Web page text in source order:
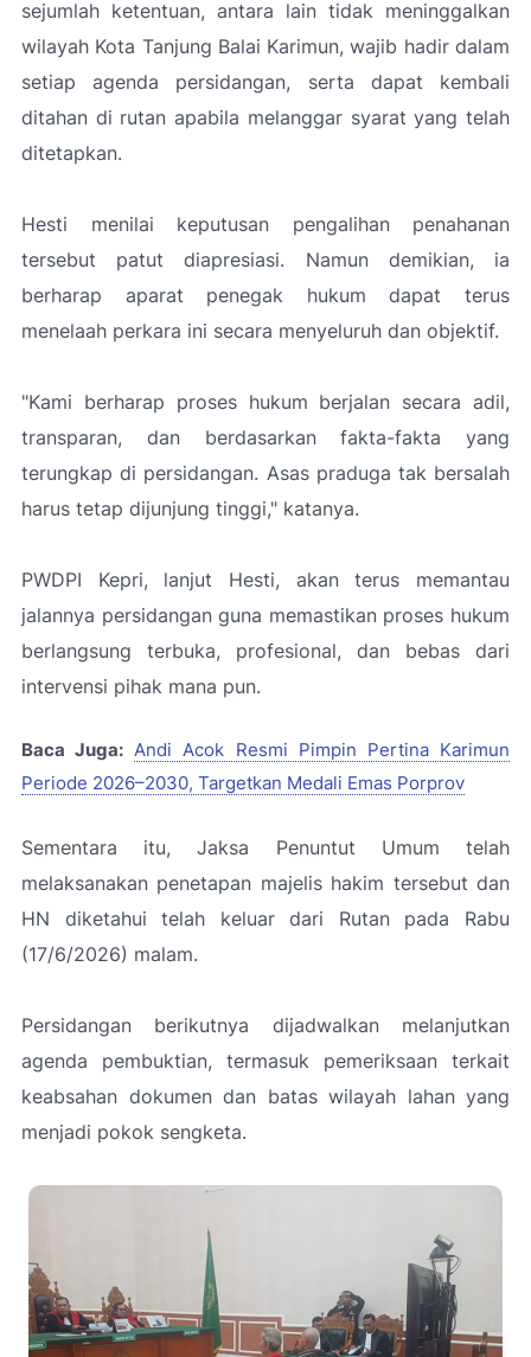
sejumlah ketentuan, antara lain tidak meninggalkan
wilayah Kota Tanjung Balai Karimun, wajib hadir dalam
setiap agenda persidangan, serta dapat kembali
ditahan di rutan apabila melanggar syarat yang telah
ditetapkan.
Hesti menilai keputusan pengalihan penahanan
tersebut patut diapresiasi. Namun demikian, ia
berharap aparat penegak hukum dapat terus
menelaah perkara ini secara menyeluruh dan objektif.
"Kami berharap proses hukum berjalan secara adil,
transparan, dan berdasarkan fakta-fakta yang
terungkap di persidangan. Asas praduga tak bersalah
harus tetap dijunjung tinggi," katanya.
PWDPI Kepri, lanjut Hesti, akan terus memantau
jalannya persidangan guna memastikan proses hukum
berlangsung terbuka, profesional, dan bebas dari
intervensi pihak mana pun.
Baca Juga: Andi Acok Resmi Pimpin Pertina Karimun
Periode 2026–2030, Targetkan Medali Emas Porprov
Sementara itu, Jaksa Penuntut Umum telah
melaksanakan penetapan majelis hakim tersebut dan
HN diketahui telah keluar dari Rutan pada Rabu
(17/6/2026) malam.
Persidangan berikutnya dijadwalkan melanjutkan
agenda pembuktian, termasuk pemeriksaan terkait
keabsahan dokumen dan batas wilayah lahan yang
menjadi pokok sengketa.